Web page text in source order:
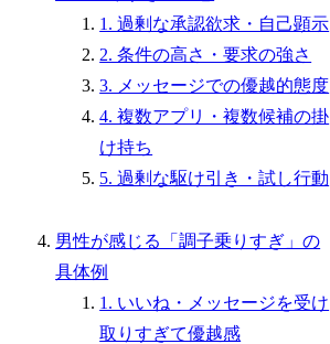
1. 過剰な承認欲求・自己顕示
2. 条件の高さ・要求の強さ
3. メッセージでの優越的態度
4. 複数アプリ・複数候補の掛
け持ち
5. 過剰な駆け引き・試し行動
男性が感じる「調子乗りすぎ」の
具体例
1. いいね・メッセージを受け
取りすぎて優越感